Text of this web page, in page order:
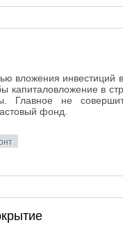
вложения инвестиций
капиталовложение в
Главное не
фонд.